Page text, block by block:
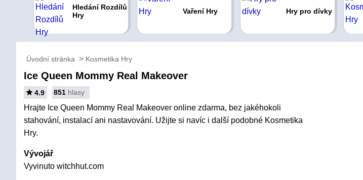
Hledání Rozdílů
Hry
Vaření Hry Hry pro dívky
Úvodní stránka Kosmetika Hry
Ice Queen Mommy Real Makeover
4.9 851 hlasy
Hrajte Ice Queen Mommy Real Makeover online zdarma, bez jakéhokoli
stahování, instalací ani nastavování. Užijte si navíc i další podobné Kosmetika
Hry.
Vývojář
Vyvinuto witchhut.com